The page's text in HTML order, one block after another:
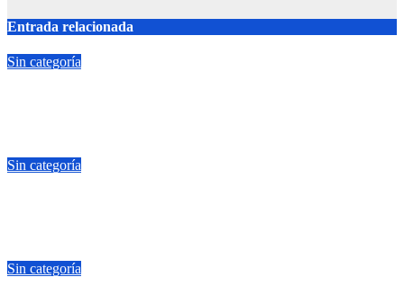
Entrada relacionada
Sin categoría
Sin categoría
Sin categoría